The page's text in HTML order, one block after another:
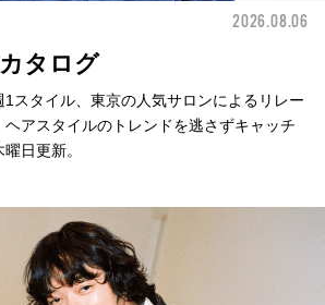
2026.08.06
タログ
スタイル、東京の人気サロンによるリレー
アスタイルのトレンドを逃さずキャッチ
日更新。